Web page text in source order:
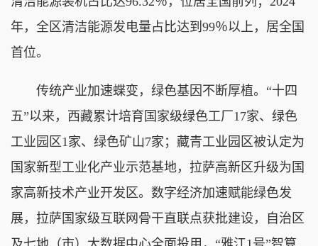
年，全区清洁能源发电量占比达到99％以上，居全国
首位。
传统产业加速蝶变，绿色基因不断厚植。“十四
五”以来，西藏累计培育国家级绿色工厂17家、绿色
工业园区1家、绿色矿山7家；藏青工业园区被认定为
国家新型工业化产业示范基地，拉萨高新区升级为国
家高新技术产业开发区。数字经济加速赋能绿色发
展，拉萨国家级互联网骨干直联点获批建设，自治区